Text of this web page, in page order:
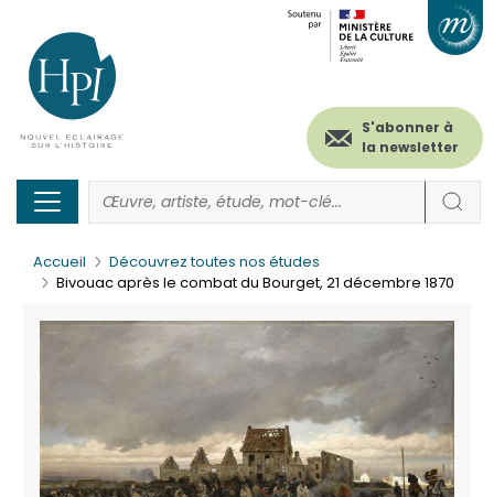
contenu
principal
Menu
secondaire
(header)
S'abonner à
la newsletter
Accueil
Découvrez toutes nos études
Bivouac après le combat du Bourget, 21 décembre 1870